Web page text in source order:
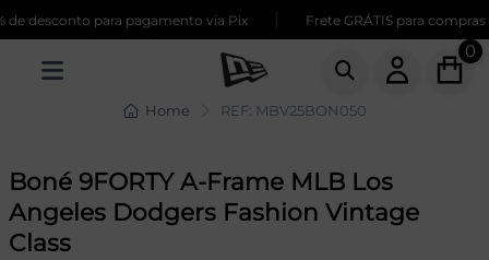
desconto para pagamento via Pix Frete GRÁTIS para compras
0
Home REF: MBV25BON050
Boné 9FORTY A-Frame MLB Los
Angeles Dodgers Fashion Vintage
Class